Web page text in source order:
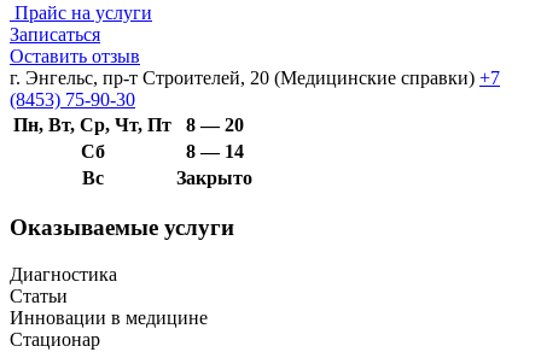
Прайс на услуги
Записаться
Оставить отзыв
г. Энгельс, пр-т Строителей, 20 (Медицинские справки) +7
(8453) 75-90-30
Пн, Вт, Ср, Чт, Пт
8 — 20
Сб
8 — 14
Вс
Закрыто
Оказываемые услуги
Диагностика
Статьи
Инновации в медицине
Стационар